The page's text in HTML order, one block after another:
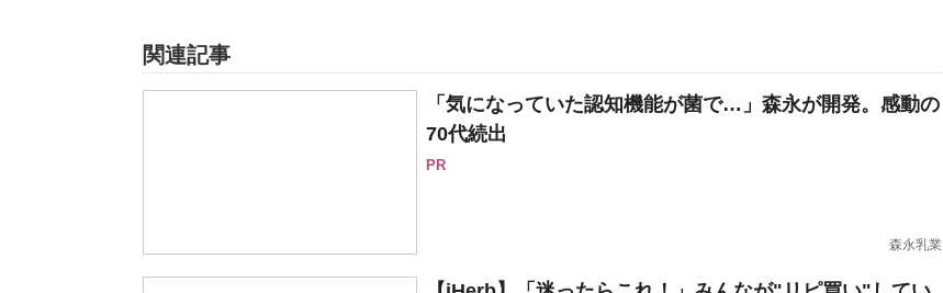
関連記事
「気になっていた認知機能が菌で…」森永が開発。感動の
70代続出
PR
森永乳業